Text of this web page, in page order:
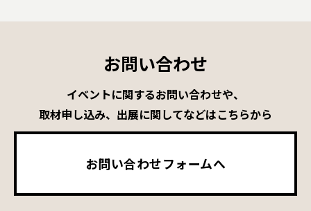
お問い合わせ
イベントに関するお問い合わせや、
取材申し込み、出展に関してなどはこちらから
お問い合わせフォームへ